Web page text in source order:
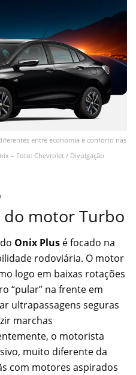
entre economia e conforto nas
– Foto: Chevrolet / Divulgação
motor Turbo
Onix Plus é focado na
rodoviária. O motor
logo em baixas rotações
“pular” na frente em
ultrapassagens seguras
marchas
o motorista
muito diferente da
com motores aspirados